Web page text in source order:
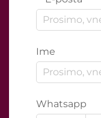
Ime
Whatsapp